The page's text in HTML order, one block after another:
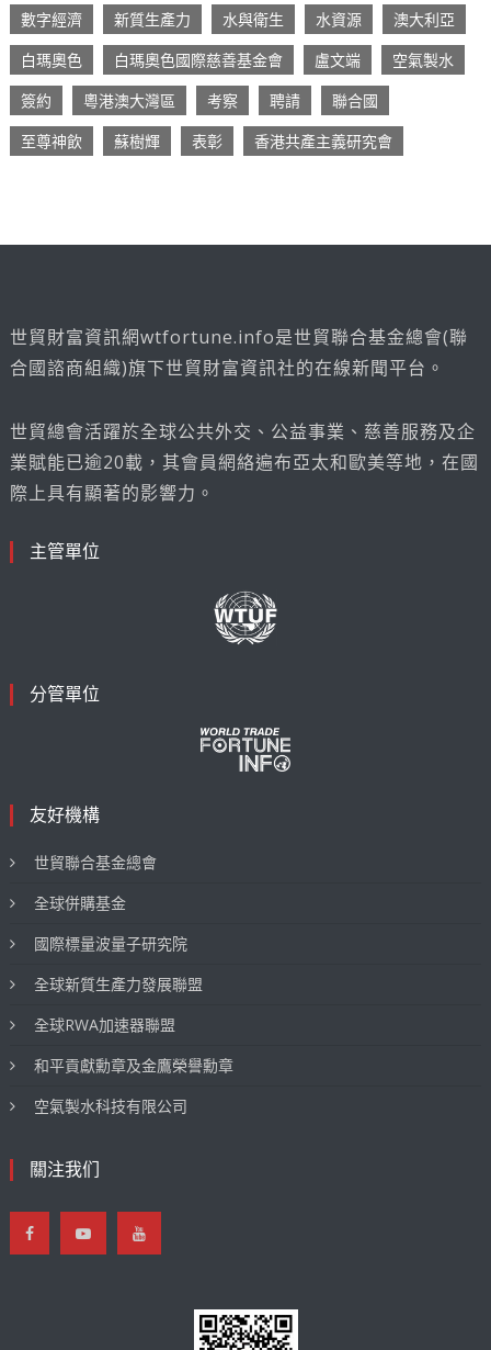
數字經濟
新質生產力 水與衛生 水資源
澳大利亞
白瑪奧色
白瑪奧色國際慈善基金會 盧文端
空氣製水
簽約
粵港澳大灣區 考察 聘請
聯合國
至尊神飲
蘇樹輝 表彰 香港共產主義研究會
世貿財富資訊網wtfortune.info是世貿聯合基金總會(聯
合國諮商組織)旗下世貿財富資訊社的在線新聞平台。
世貿總會活躍於全球公共外交、公益事業、慈善服務及企
業賦能已逾20載，其會員網絡遍布亞太和歐美等地，在國
際上具有顯著的影響力。
主管單位
分管單位
友好機構
世貿聯合基金總會
全球併購基金
國際標量波量子研究院
全球新質生產力發展聯盟
全球RWA加速器聯盟
和平貢獻勳章及金鷹榮譽勳章
空氣製水科技有限公司
關注我们